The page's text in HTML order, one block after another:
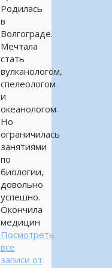
Родилась
в
Волгограде.
Мечтала
стать
вулканологом,
спелеологом
и
океанологом.
Но
ограничилась
занятиями
по
биологии,
довольно
успешно.
Окончила
медицин
Посмотреть
все
записи от